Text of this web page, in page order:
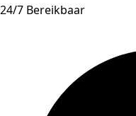
24/7 Bereikbaar